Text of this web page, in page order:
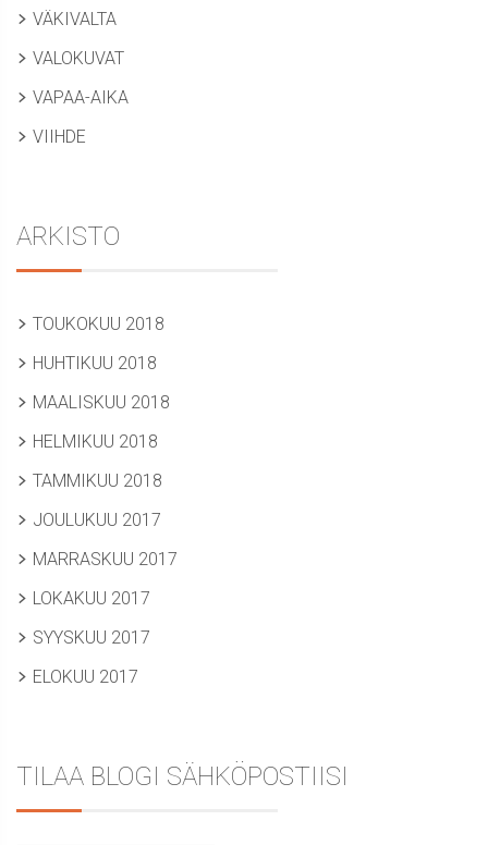
VÄKIVALTA
VALOKUVAT
VAPAA-AIKA
VIIHDE
ARKISTO
TOUKOKUU 2018
HUHTIKUU 2018
MAALISKUU 2018
HELMIKUU 2018
TAMMIKUU 2018
JOULUKUU 2017
MARRASKUU 2017
LOKAKUU 2017
SYYSKUU 2017
ELOKUU 2017
TILAA BLOGI SÄHKÖPOSTIISI